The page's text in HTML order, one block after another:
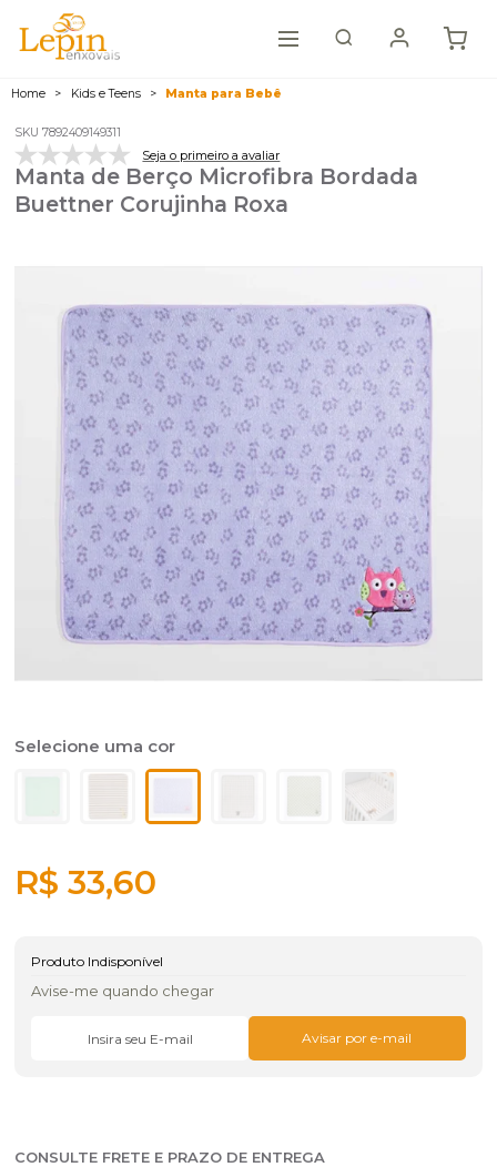
Home Kids e Teens Manta para Bebê
SKU 7892409149311
Seja o primeiro a avaliar
Manta de Berço Microfibra Bordada
Buettner Corujinha Roxa
R$ 33,60
Produto Indisponível
Avise-me quando chegar
CONSULTE FRETE E PRAZO DE ENTREGA